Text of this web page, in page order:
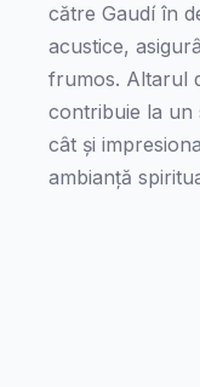
către Gaudí în
acustice,
frumos. Altarul
contribuie la un
cât și
ambianță